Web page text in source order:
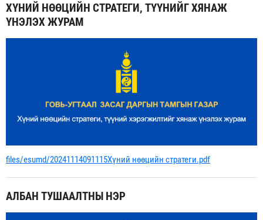
ХҮНИЙ НӨӨЦИЙН СТРАТЕГИ, ТҮҮНИЙГ ХЯНАЖ
ҮНЭЛЭХ ЖУРАМ
files/esumd/20241114091115Хүний нөөцийн стратеги.pdf
АЛБАН ТУШААЛТНЫ НЭР